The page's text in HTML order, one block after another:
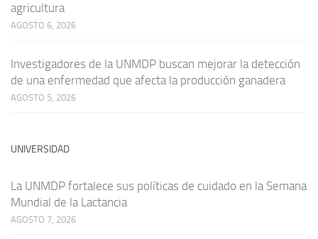
agricultura
AGOSTO 6, 2026
Investigadores de la UNMDP buscan mejorar la detección
de una enfermedad que afecta la producción ganadera
AGOSTO 5, 2026
UNIVERSIDAD
La UNMDP fortalece sus políticas de cuidado en la Semana
Mundial de la Lactancia
AGOSTO 7, 2026